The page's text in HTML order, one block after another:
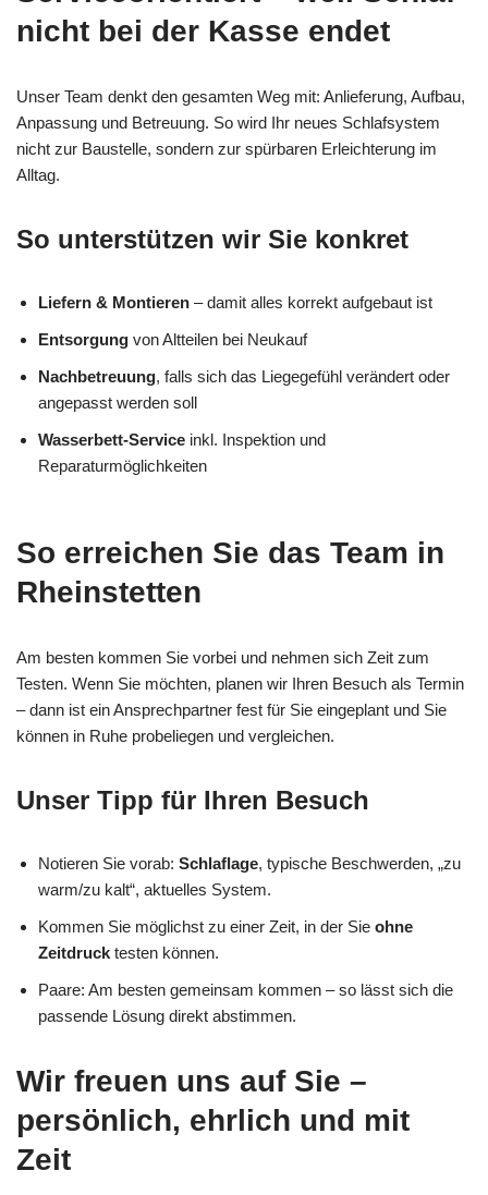
nicht bei der Kasse endet
Unser Team denkt den gesamten Weg mit: Anlieferung, Aufbau,
Anpassung und Betreuung. So wird Ihr neues Schlafsystem
nicht zur Baustelle, sondern zur spürbaren Erleichterung im
Alltag.
So unterstützen wir Sie konkret
Liefern & Montieren – damit alles korrekt aufgebaut ist
Entsorgung von Altteilen bei Neukauf
Nachbetreuung, falls sich das Liegegefühl verändert oder
angepasst werden soll
Wasserbett-Service inkl. Inspektion und
Reparaturmöglichkeiten
So erreichen Sie das Team in
Rheinstetten
Am besten kommen Sie vorbei und nehmen sich Zeit zum
Testen. Wenn Sie möchten, planen wir Ihren Besuch als Termin
– dann ist ein Ansprechpartner fest für Sie eingeplant und Sie
können in Ruhe probeliegen und vergleichen.
Unser Tipp für Ihren Besuch
Notieren Sie vorab: Schlaflage, typische Beschwerden, „zu
warm/zu kalt“, aktuelles System.
Kommen Sie möglichst zu einer Zeit, in der Sie ohne
Zeitdruck testen können.
Paare: Am besten gemeinsam kommen – so lässt sich die
passende Lösung direkt abstimmen.
Wir freuen uns auf Sie –
persönlich, ehrlich und mit
Zeit